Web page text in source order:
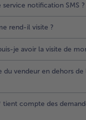
notification SMS ?
rend-il visite ?
je avoir la visite de
du vendeur en dehors de
compte des